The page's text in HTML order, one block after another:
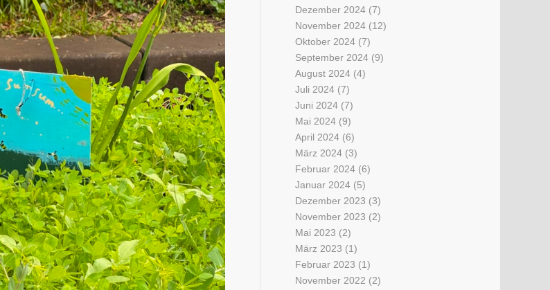
Dezember 2024 (7)
November 2024 (12)
Oktober 2024 (7)
September 2024 (9)
August 2024 (4)
Juli 2024 (7)
Juni 2024 (7)
Mai 2024 (9)
April 2024 (6)
März 2024 (3)
Februar 2024 (6)
Januar 2024 (5)
Dezember 2023 (3)
November 2023 (2)
Mai 2023 (2)
März 2023 (1)
Februar 2023 (1)
November 2022 (2)